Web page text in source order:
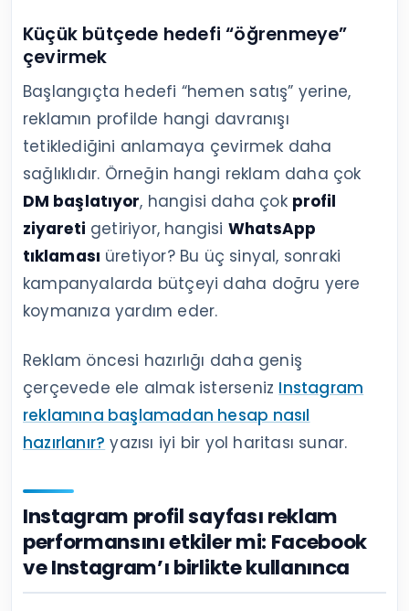
Küçük bütçede hedefi “öğrenmeye”
çevirmek
Başlangıçta hedefi “hemen satış” yerine,
reklamın profilde hangi davranışı
tetiklediğini anlamaya çevirmek daha
sağlıklıdır. Örneğin hangi reklam daha çok
DM başlatıyor, hangisi daha çok profil
ziyareti getiriyor, hangisi WhatsApp
tıklaması üretiyor? Bu üç sinyal, sonraki
kampanyalarda bütçeyi daha doğru yere
koymanıza yardım eder.
Reklam öncesi hazırlığı daha geniş
çerçevede ele almak isterseniz Instagram
reklamına başlamadan hesap nasıl
hazırlanır? yazısı iyi bir yol haritası sunar.
Instagram profil sayfası reklam
performansını etkiler mi: Facebook
ve Instagram’ı birlikte kullanınca